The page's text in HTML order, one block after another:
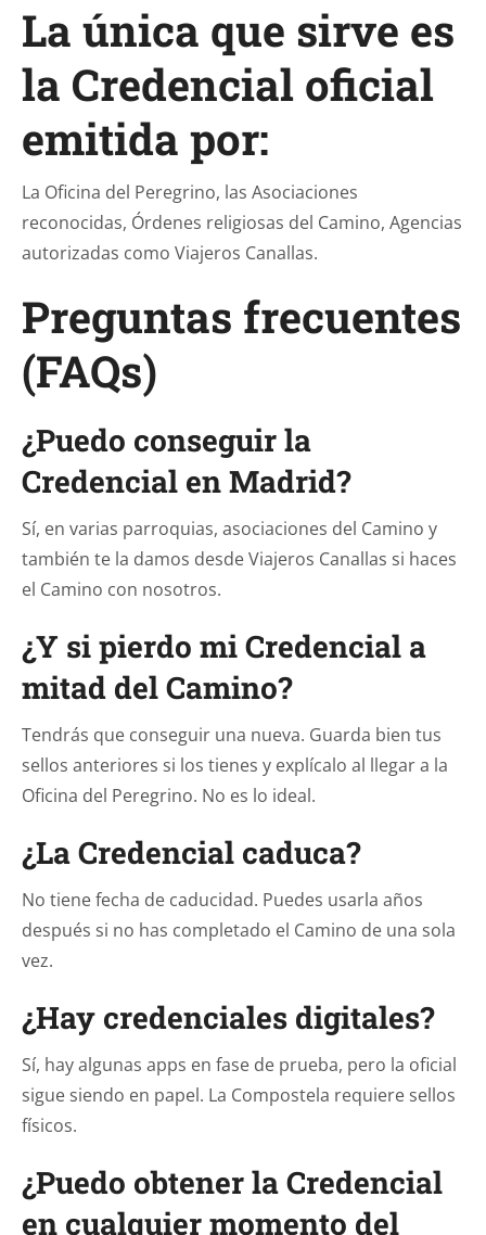
La única que sirve es
la Credencial oficial
emitida por:
La Oficina del Peregrino, las Asociaciones
reconocidas, Órdenes religiosas del Camino, Agencias
autorizadas como Viajeros Canallas.
Preguntas frecuentes
(FAQs)
¿Puedo conseguir la
Credencial en Madrid?
Sí, en varias parroquias, asociaciones del Camino y
también te la damos desde Viajeros Canallas si haces
el Camino con nosotros.
¿Y si pierdo mi Credencial a
mitad del Camino?
Tendrás que conseguir una nueva. Guarda bien tus
sellos anteriores si los tienes y explícalo al llegar a la
Oficina del Peregrino. No es lo ideal.
¿La Credencial caduca?
No tiene fecha de caducidad. Puedes usarla años
después si no has completado el Camino de una sola
vez.
¿Hay credenciales digitales?
Sí, hay algunas apps en fase de prueba, pero la oficial
sigue siendo en papel. La Compostela requiere sellos
físicos.
¿Puedo obtener la Credencial
en cualquier momento del